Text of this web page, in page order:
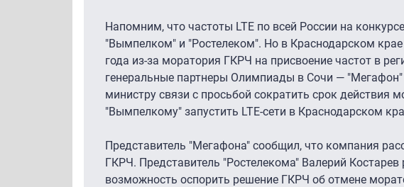
Напомним, что частоты LTE по всей России на
"Вымпелком" и "Ростелеком". Но в Краснодарском
года из-за моратория ГКРЧ на присвоение частот в
генеральные партнеры Олимпиады в Сочи —
министру связи с просьбой сократить срок
"Вымпелкому" запустить LTE-сети в Краснодарском
Представитель "Мегафона" сообщил, что компания
ГКРЧ. Представитель "Ростелекома" Валерий
возможность оспорить решение ГКРЧ об отмене